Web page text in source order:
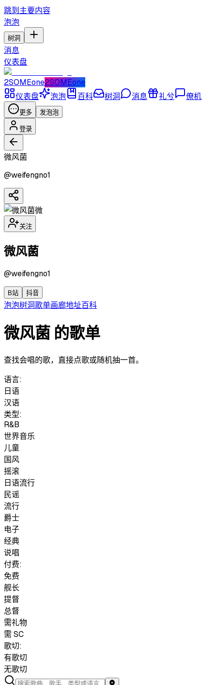
跳到主要内容
泡泡
树洞
消息
仪表盘
2SOMEone2SOMEone
仪表盘
泡泡 百科 树洞 消息 礼兮 僚机
更多 发泡泡
登录
微风菌
@weifengno1
微
关注
微风菌
@weifengno1
B站 抖音
泡泡树洞歌单画廊地址百科
微风菌 的歌单
查找会唱的歌，直接点歌或随机抽一首。
语言:
日语
汉语
类型:
R&B
世界音乐
儿童
国风
摇滚
日语流行
民谣
流行
爵士
电子
经典
说唱
付费:
免费
舰长
提督
总督
需礼物
需 SC
歌切:
有歌切
无歌切